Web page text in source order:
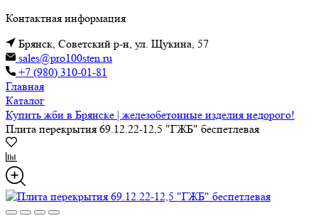
Контактная информация
Брянск, Советский р-н, ул. Щукина, 57
sales@pro100sten.ru
+7 (980) 310-01-81
Главная
Каталог
Купить жби в Брянске | железобетонные изделия недорого!
Плита перекрытия 69.12.22-12,5 "ГЖБ" беспетлевая